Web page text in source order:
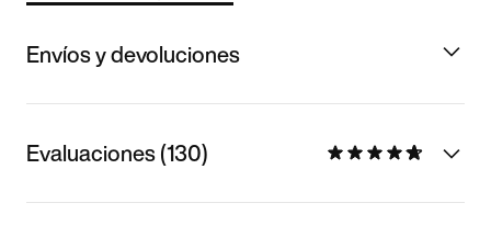
Envíos y devoluciones
Evaluaciones (130)